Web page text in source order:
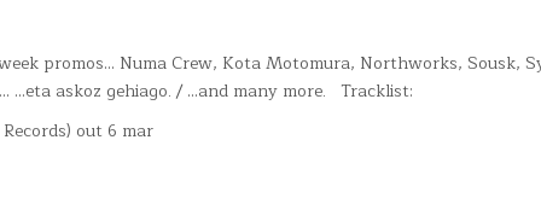
promos… Numa Crew, Kota Motomura, Northworks, Sousk,
…eta askoz gehiago. / …and many more. Tracklist:
out 6 mar